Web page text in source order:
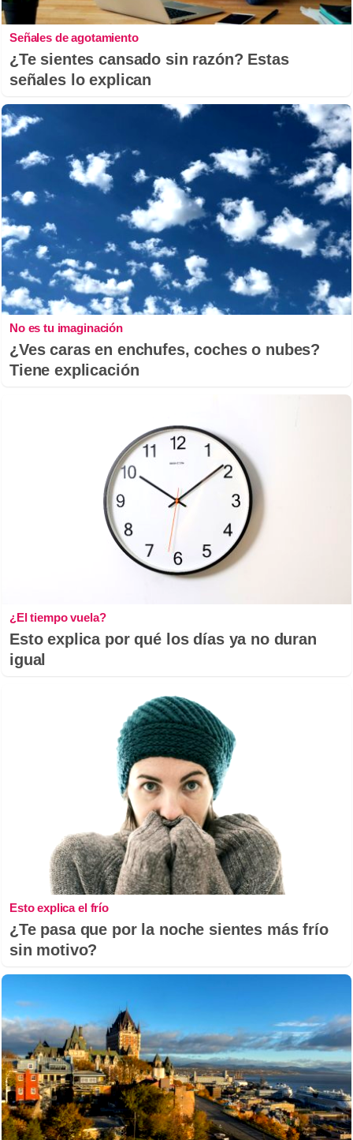
Señales de agotamiento
¿Te sientes cansado sin razón? Estas
señales lo explican
No es tu imaginación
¿Ves caras en enchufes, coches o nubes?
Tiene explicación
¿El tiempo vuela?
Esto explica por qué los días ya no duran
igual
Esto explica el frío
¿Te pasa que por la noche sientes más frío
sin motivo?